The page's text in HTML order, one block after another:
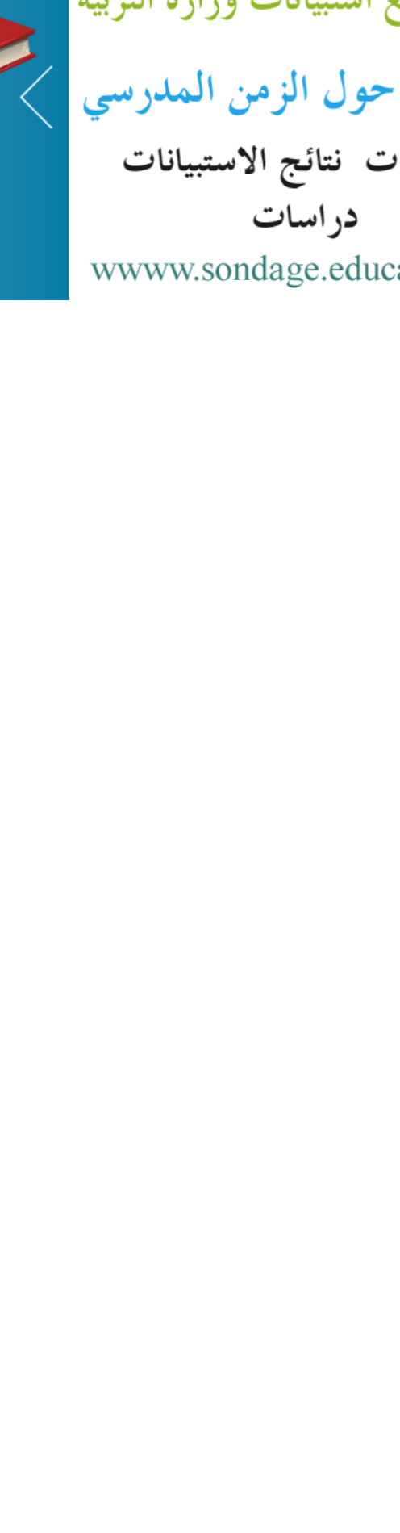
collèges et des lycées et Mouvement des enseignants des collèges et
des lycées dans cadre de rapprochement de conjoints au sein du
district de Tunis